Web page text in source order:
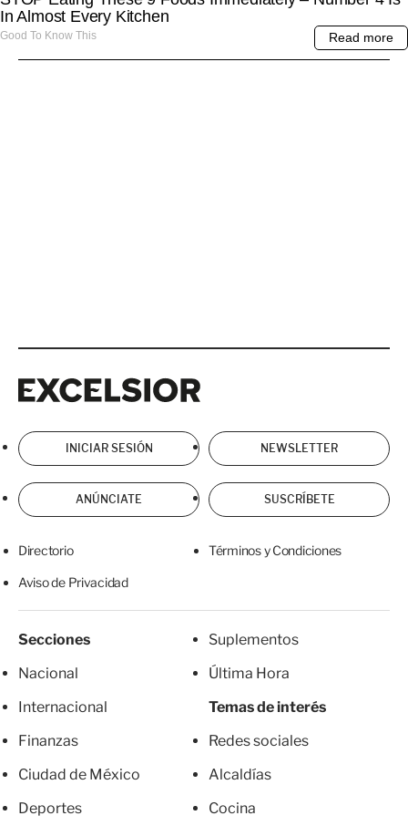
INICIAR SESIÓN NEWSLETTER
ANÚNCIATE SUSCRÍBETE
Directorio Términos y Condiciones
Aviso de Privacidad
Secciones
Nacional
Internacional
Finanzas
Ciudad de México
Deportes
Suplementos
Última Hora
Temas de interés
Redes sociales
Alcaldías
Cocina